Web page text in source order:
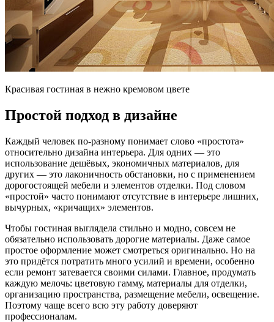
Красивая гостиная в нежно кремовом цвете
Простой подход в дизайне
Каждый человек по-разному понимает слово «простота»
относительно дизайна интерьера. Для одних — это
использование дешёвых, экономичных материалов, для
других — это лаконичность обстановки, но с применением
дорогостоящей мебели и элементов отделки. Под словом
«простой» часто понимают отсутствие в интерьере лишних,
вычурных, «кричащих» элементов.
Чтобы гостиная выглядела стильно и модно, совсем не
обязательно использовать дорогие материалы. Даже самое
простое оформление может смотреться оригинально. Но на
это придётся потратить много усилий и времени, особенно
если ремонт затевается своими силами. Главное, продумать
каждую мелочь: цветовую гамму, материалы для отделки,
организацию пространства, размещение мебели, освещение.
Поэтому чаще всего всю эту работу доверяют
профессионалам.